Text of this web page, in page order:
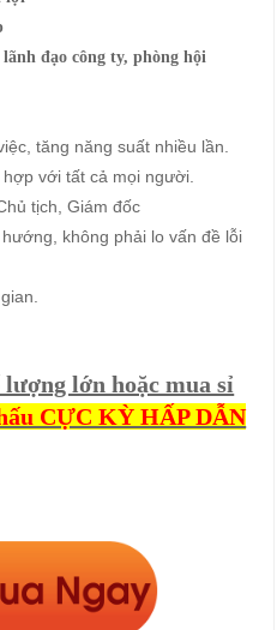
đạo công ty, phòng hội
tăng năng suất nhiều lần.
với tất cả mọi người.
tịch, Giám đốc
không phải lo vấn đề lỗi
lớn hoặc mua sỉ
CỰC KỲ HẤP DẪN